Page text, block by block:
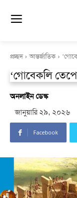
প্রচ্ছদ আন্তর্জাতিক
‘গোবেকলি
অনলাইন ডেস্ক
জানুয়ারি ২৯, ২০২৬
Facebook